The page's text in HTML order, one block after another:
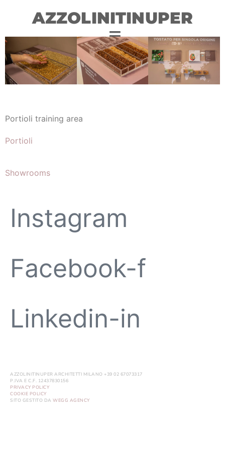
AZZOLINITINUPER
Portioli training area
Portioli
Showrooms
Instagram
Facebook-f
Linkedin-in
AZZOLINITINUPER ARCHITETTI MILANO +39 02 67073317
P.IVA E C.F. 12437830156
PRIVACY POLICY
COOKIE POLICY
SITO GESTITO DA WEGG AGENCY